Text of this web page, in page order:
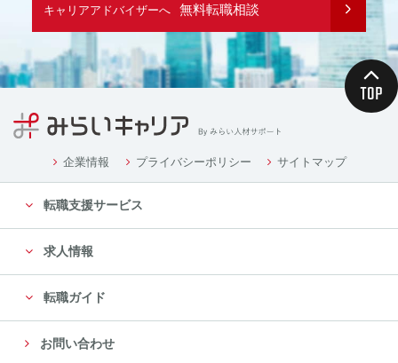
キャリアアドバイザーへ 無料転職相談
企業情報 プライバシーポリシー サイトマップ
転職支援サービス
求人情報
転職ガイド
お問い合わせ